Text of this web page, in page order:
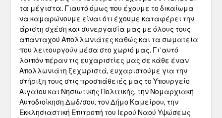
τα μέγιστα. Γιαυτό όμως που έχουμε το δικαίωμα
να καμαρώνουμε είναι ότι έχουμε καταφέρει την
άριστη σχέση και συνεργασία μας με όλους τους
απανταχού Απολλωνιάτες καθώς και τα σωματεία
που λειτουργούν μέσα στο χωριό μας. Γι`αυτό
λοιπόν πέραν τις ευχαριστίες μας σε κάθε έναν
Απολλωνιάτη ξεχωριστά, ευχαριστούμε για την
στήριξη τους στις προσπάθειές μας το Υπουργείο
Αιγαίου και Νησιωτικής Πολιτικής, την Νομαρχιακή
Αυτοδιοίκηση Δωδ/σου, τον Δήμο Καμείρου, την
Εκκλησιαστική Επιτροπή του Ιερού Ναού Υψώσεως